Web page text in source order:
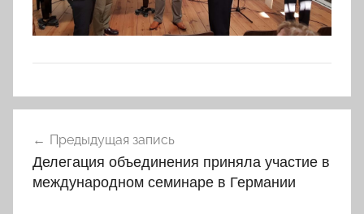
по
записям
Предыдущая запись
Делегация объединения приняла участие в
международном семинаре в Германии